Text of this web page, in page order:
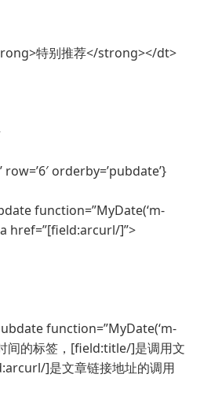
特别推荐</strong></dt>
orderby=’pubdate’}
function=”MyDate(‘m-
href=”[field:arcurl/]”>
function=”MyDate(‘m-
间的标签，[field:title/]是调用文
]是文章链接地址的调用